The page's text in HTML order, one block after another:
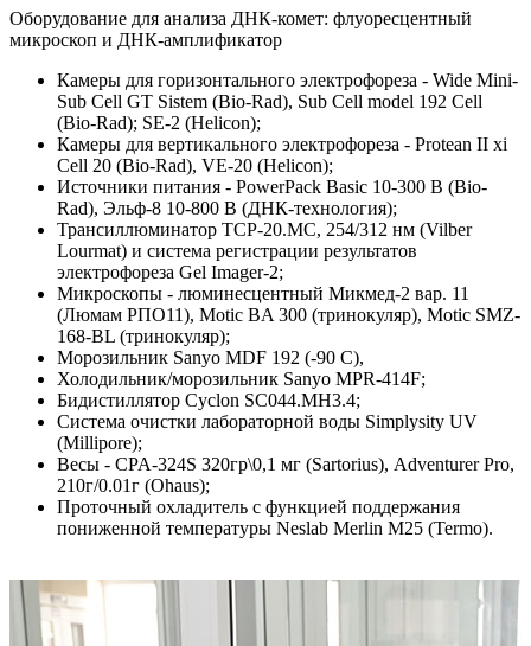
Оборудование для анализа ДНК-комет: флуоресцентный
микроскоп и ДНК-амплификатор
Камеры для горизонтального электрофореза - Wide Mini-
Sub Cell GT Sistem (Bio-Rad), Sub Cell model 192 Cell
(Bio-Rad); SE-2 (Helicon);
Камеры для вертикального электрофореза - Protean II xi
Cell 20 (Bio-Rad), VE-20 (Helicon);
Источники питания - PowerPack Basic 10-300 В (Bio-
Rad), Эльф-8 10-800 В (ДНК-технология);
Трансиллюминатор TCP-20.MC, 254/312 нм (Vilber
Lourmat) и система регистрации результатов
электрофореза Gel Imager-2;
Микроскопы - люминесцентный Микмед-2 вар. 11
(Люмам РПО11), Motic BA 300 (тринокуляр), Motic SMZ-
168-BL (тринокуляр);
Морозильник Sanyo MDF 192 (-90 С),
Холодильник/морозильник Sanyo MPR-414F;
Бидистиллятор Cyclon SC044.MH3.4;
Система очистки лабораторной воды Simplysity UV
(Millipore);
Весы - CPA-324S 320гр\0,1 мг (Sartorius), Adventurer Pro,
210г/0.01г (Ohaus);
Проточный охладитель с функцией поддержания
пониженной температуры Neslab Merlin M25 (Termo).